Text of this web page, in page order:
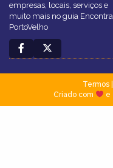
empresas, locais, serviços e
muito mais no guia Encontra
PortoVelho
Termos|
Criado com
e